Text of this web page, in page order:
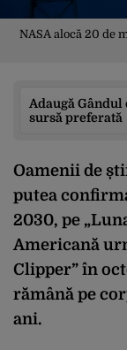
NASA alocă 20 de
Adaugă Gândul
sursă preferată
Oamenii de
putea
2030, pe
Americană
Clipper” în
rămână pe
ani.